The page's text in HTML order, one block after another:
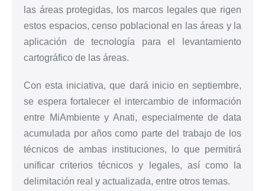
las áreas protegidas, los marcos legales que rigen
estos espacios, censo poblacional en las áreas y la
aplicación de tecnología para el levantamiento
cartográfico de las áreas.
Con esta iniciativa, que dará inicio en septiembre,
se espera fortalecer el intercambio de información
entre MiAmbiente y Anati, especialmente de data
acumulada por años como parte del trabajo de los
técnicos de ambas instituciones, lo que permitirá
unificar criterios técnicos y legales, así como la
delimitación real y actualizada, entre otros temas.